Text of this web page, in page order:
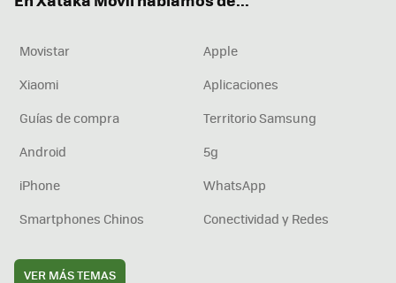
Movistar
Apple
Xiaomi
Aplicaciones
Guías de compra
Territorio Samsung
Android
5g
iPhone
WhatsApp
Smartphones Chinos
Conectividad y Redes
VER MÁS TEMAS